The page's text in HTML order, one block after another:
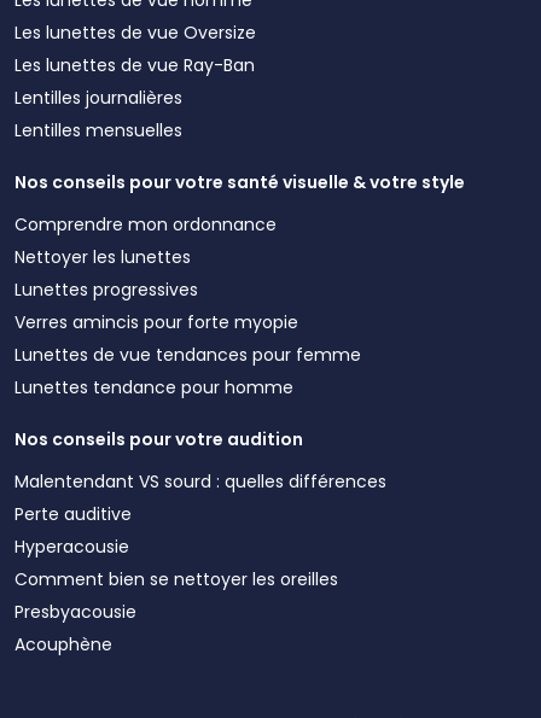
Les lunettes de vue Oversize
Les lunettes de vue Ray-Ban
Lentilles journalières
Lentilles mensuelles
Nos conseils pour votre santé visuelle & votre style
Comprendre mon ordonnance
Nettoyer les lunettes
Lunettes progressives
Verres amincis pour forte myopie
Lunettes de vue tendances pour femme
Lunettes tendance pour homme
Nos conseils pour votre audition
Malentendant VS sourd : quelles différences
Perte auditive
Hyperacousie
Comment bien se nettoyer les oreilles
Presbyacousie
Acouphène